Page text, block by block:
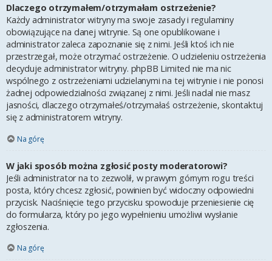
Dlaczego otrzymałem/otrzymałam ostrzeżenie?
Każdy administrator witryny ma swoje zasady i regulaminy
obowiązujące na danej witrynie. Są one opublikowane i
administrator zaleca zapoznanie się z nimi. Jeśli ktoś ich nie
przestrzegał, może otrzymać ostrzeżenie. O udzieleniu ostrzeżenia
decyduje administrator witryny. phpBB Limited nie ma nic
wspólnego z ostrzeżeniami udzielanymi na tej witrynie i nie ponosi
żadnej odpowiedzialności związanej z nimi. Jeśli nadal nie masz
jasności, dlaczego otrzymałeś/otrzymałaś ostrzeżenie, skontaktuj
się z administratorem witryny.
Na górę
W jaki sposób można zgłosić posty moderatorowi?
Jeśli administrator na to zezwolił, w prawym górnym rogu treści
posta, który chcesz zgłosić, powinien być widoczny odpowiedni
przycisk. Naciśnięcie tego przycisku spowoduje przeniesienie cię
do formularza, który po jego wypełnieniu umożliwi wysłanie
zgłoszenia.
Na górę